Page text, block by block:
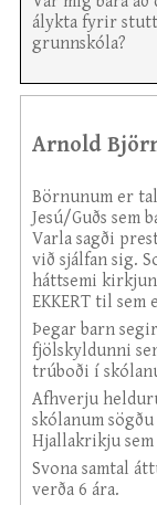
álykta fyrir
grunnskóla?
Arnold
Börnunum er
Jesú/Guðs sem
Varla sagði
við sjálfan sig.
háttsemi
EKKERT til sem
Þegar barn
fjölskyldunni
trúboði í
Afhverju
skólanum
Hjallakrikju
Svona samtal
verða 6 ára.